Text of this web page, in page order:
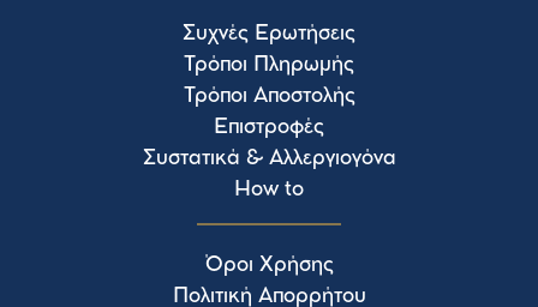
Συχνές Ερωτήσεις
Τρόποι Πληρωμής
Τρόποι Αποστολής
Επιστροφές
Συστατικά & Αλλεργιογόνα
How to
Όροι Χρήσης
Πολιτική Απορρήτου